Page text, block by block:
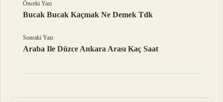
Önceki Yazı
Bucak Bucak Kaçmak Ne Demek Tdk
Sonraki Yazı
Araba Ile Düzce Ankara Arası Kaç Saat